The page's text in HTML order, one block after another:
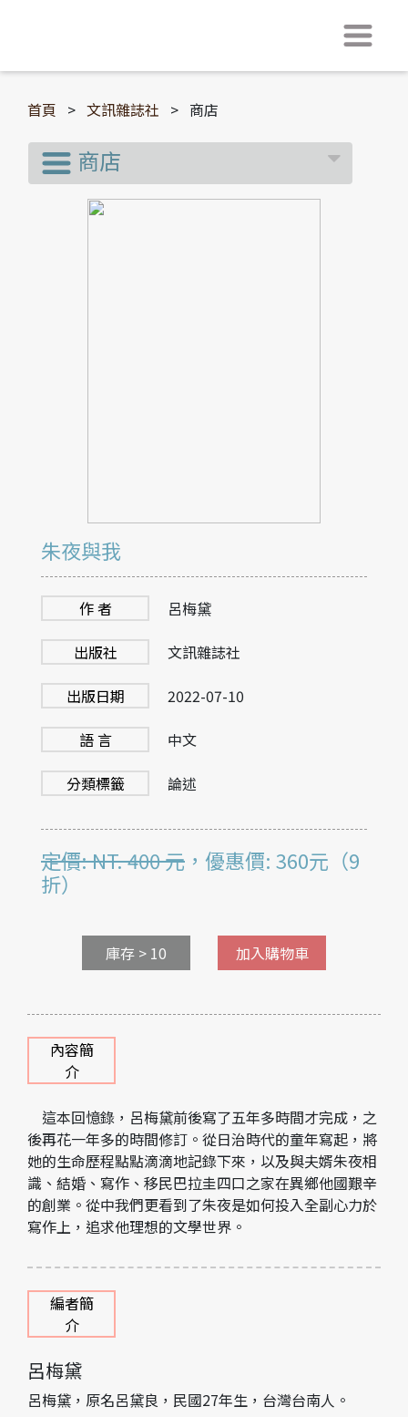
首頁 > 文訊雜誌社 > 商店
商店
朱夜與我
作 者
呂梅黛
出版社
文訊雜誌社
出版日期
2022-07-10
語 言
中文
分類標籤
論述
定價: NT. 400 元 ，優惠價: 360元（9
折）
庫存 > 10 加入購物車
內容簡
介
這本回憶錄，呂梅黛前後寫了五年多時間才完成，之
後再花一年多的時間修訂。從日治時代的童年寫起，將
她的生命歷程點點滴滴地記錄下來，以及與夫婿朱夜相
識、結婚、寫作、移民巴拉圭四口之家在異鄉他國艱辛
的創業。從中我們更看到了朱夜是如何投入全副心力於
寫作上，追求他理想的文學世界。
編者簡
介
呂梅黛
呂梅黛，原名呂黛良，民國27年生，台灣台南人。